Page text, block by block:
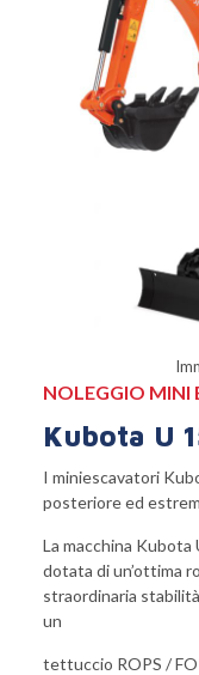
NOLEGGIO MINI
Kubota U
I miniescavatori
posteriore ed
La macchina Kubota
dotata di un’ottima
straordinaria
un
tettuccio ROPS /